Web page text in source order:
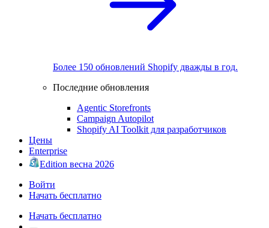
Более 150 обновлений Shopify дважды в год.
Последние обновления
Agentic Storefronts
Campaign Autopilot
Shopify AI Toolkit для разработчиков
Цены
Enterprise
Edition весна 2026
Войти
Начать бесплатно
Начать бесплатно